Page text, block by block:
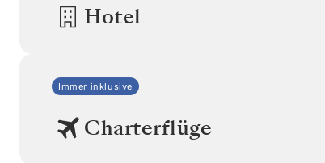
Hotel
Immer inklusive
Charterflüge